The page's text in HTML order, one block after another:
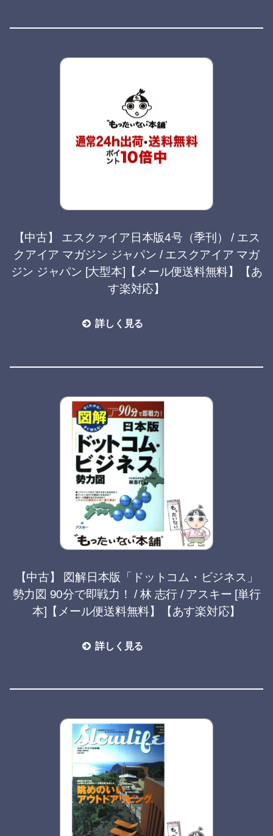
【中古】 エスクァイア日本版4号（季刊） / エス
クアイア マガジン ジャパン / エスクアイア マガ
ジン ジャパン [大型本]【メール便送料無料】【あ
す楽対応】
詳しく見る
【中古】 図解日本版「ドットコム・ビジネス」
勢力図 90分で即戦力！ / 林 志行 / アスキー [単行
本]【メール便送料無料】【あす楽対応】
詳しく見る